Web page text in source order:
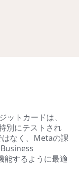
トカードは、
別にテストされ
なく、Metaの課
能するように最適